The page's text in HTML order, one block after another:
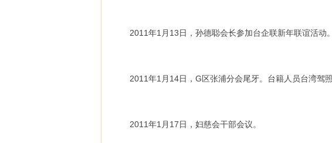
2011年1月13日，孙德聪会长参加台企联新年联谊活动
2011年1月14日，G区张浦分会尾牙。台籍人员台湾驾
2011年1月17日，妇慈会干部会议。